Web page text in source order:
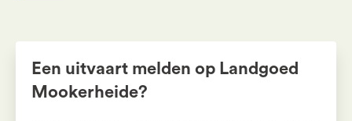
Een uitvaart melden op Landgoed
Mookerheide?